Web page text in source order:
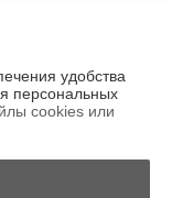
удобства
персональных
cookies или